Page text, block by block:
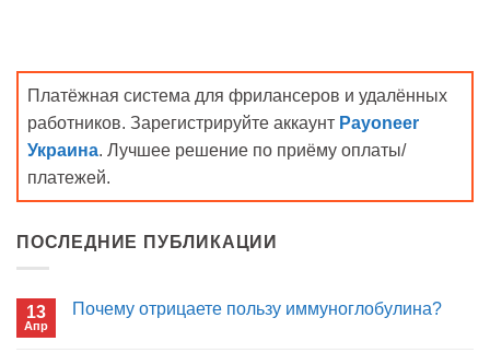
Платёжная система для фрилансеров и удалённых
работников. Зарегистрируйте аккаунт Payoneer
Украина. Лучшее решение по приёму оплаты/
платежей.
ПОСЛЕДНИЕ ПУБЛИКАЦИИ
13
Апр
Почему отрицаете пользу иммуноглобулина?